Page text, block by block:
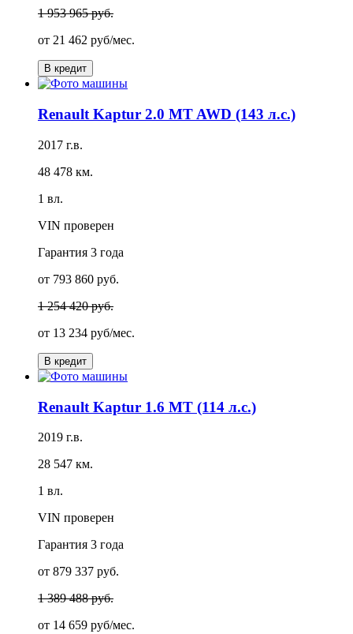
1 953 965 руб.
от 21 462 руб/мес.
В кредит
Renault Kaptur 2.0 MT AWD (143 л.с.)
2017 г.в.
48 478 км.
1 вл.
VIN проверен
Гарантия 3 года
от 793 860 руб.
1 254 420 руб.
от 13 234 руб/мес.
В кредит
Renault Kaptur 1.6 MT (114 л.с.)
2019 г.в.
28 547 км.
1 вл.
VIN проверен
Гарантия 3 года
от 879 337 руб.
1 389 488 руб.
от 14 659 руб/мес.